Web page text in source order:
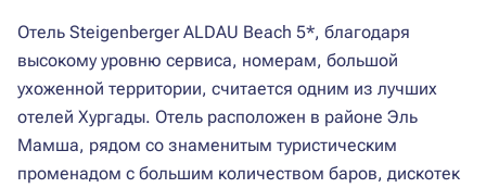
Отель Steigenberger ALDAU Beach 5*, благодаря
высокому уровню сервиса, номерам, большой
ухоженной территории, считается одним из лучших
отелей Хургады. Отель расположен в районе Эль
Мамша, рядом со знаменитым туристическим
променадом с большим количеством баров, дискотек